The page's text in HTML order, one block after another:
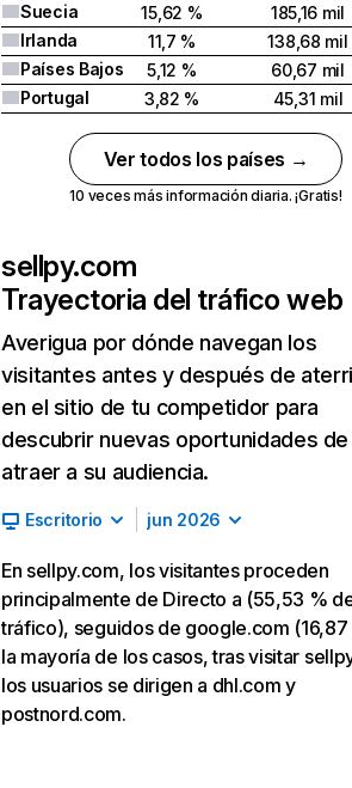
Suecia
15,62 %
185,16 mil
Irlanda
11,7 %
138,68 mil
Países Bajos
5,12 %
60,67 mil
Portugal
3,82 % 45,31 mil
Ver todos los países →
10 veces más información diaria. ¡Gratis!
sellpy.com
Trayectoria del tráfico web
Averigua por dónde navegan los
visitantes antes y después de
en el sitio de tu competidor para
descubrir nuevas oportunidades de
atraer a su audiencia.
Escritorio jun 2026
En sellpy.com, los visitantes proceden
principalmente de Directo a (55,53 %
tráfico), seguidos de google.com (16,87
la mayoría de los casos, tras visitar
los usuarios se dirigen a dhl.com y
postnord.com.